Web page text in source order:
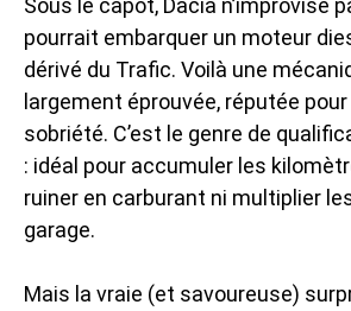
Sous le capot, Dacia n’improvise
pourrait embarquer un moteur
dérivé du Trafic. Voilà une
largement éprouvée, réputée
sobriété. C’est le genre de
: idéal pour accumuler les
ruiner en carburant ni multiplier
garage.
Mais la vraie (et savoureuse)